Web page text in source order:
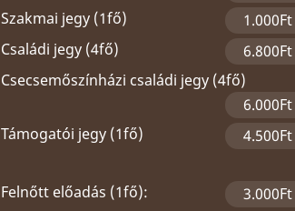
Szakmai jegy (1fő)
1.000Ft
Családi jegy (4fő)
6.800Ft
Csecsemőszínházi családi jegy (4fő)
6.000Ft
Támogatói jegy (1fő)
4.500Ft
Felnőtt előadás (1fő):
3.000Ft